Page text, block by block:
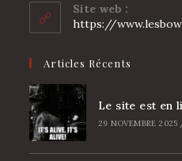
Site web :
https://
Articles Récents
Le site est en
29 NOVEMBRE 2025